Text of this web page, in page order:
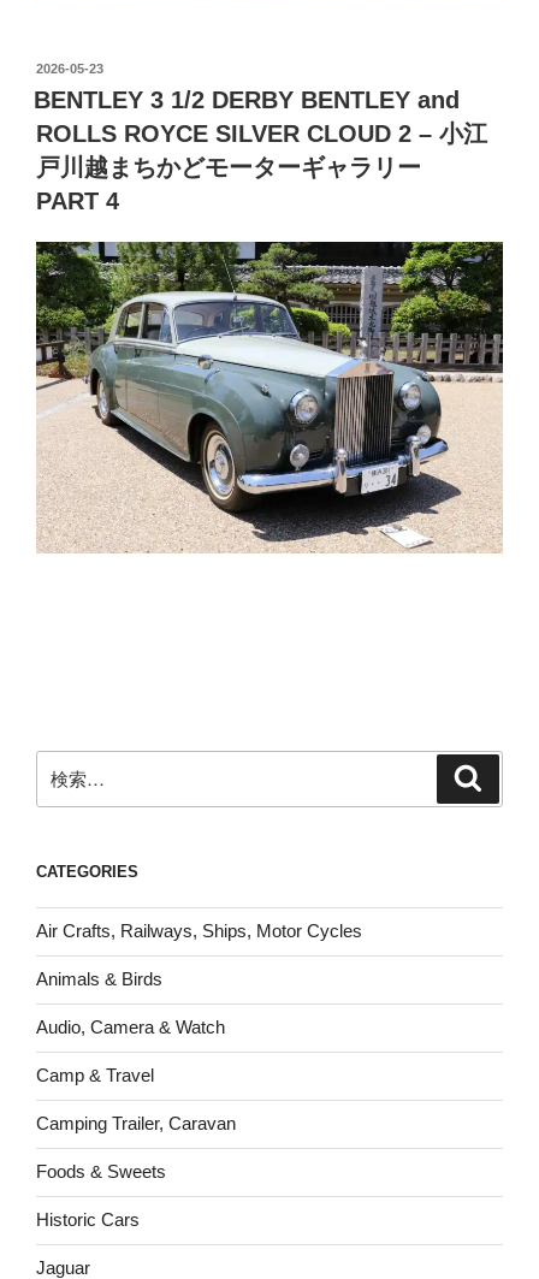
投
稿
日:
2026-05-23
BENTLEY 3 1/2 DERBY BENTLEY and
ROLLS ROYCE SILVER CLOUD 2 – 小江
戸川越まちかどモーターギャラリー
PART 4
索:
CATEGORIES
Air Crafts, Railways, Ships, Motor Cycles
Animals & Birds
Audio, Camera & Watch
Camp & Travel
Camping Trailer, Caravan
Foods & Sweets
Historic Cars
Jaguar